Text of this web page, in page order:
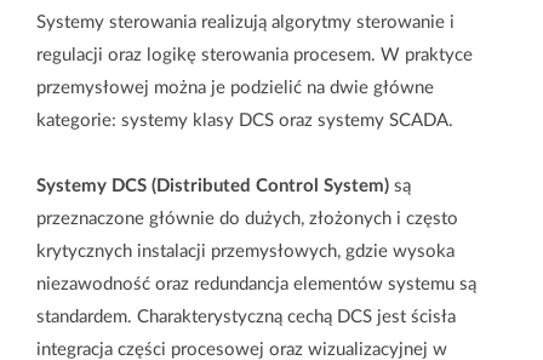
Systemy sterowania realizują algorytmy sterowanie i
regulacji oraz logikę sterowania procesem. W praktyce
przemysłowej można je podzielić na dwie główne
kategorie: systemy klasy DCS oraz systemy SCADA.
Systemy DCS (Distributed Control System) są
przeznaczone głównie do dużych, złożonych i często
krytycznych instalacji przemysłowych, gdzie wysoka
niezawodność oraz redundancja elementów systemu są
standardem. Charakterystyczną cechą DCS jest ścisła
integracja części procesowej oraz wizualizacyjnej w